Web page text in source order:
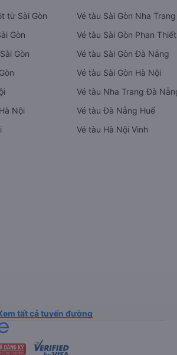
từ Sài Gòn
Gòn
Gòn
Nội
Vé tàu Sài Gòn Nha Trang
Vé tàu Sài Gòn Phan Thiết
Vé tàu Sài Gòn Đà Nẵng
Vé tàu Sài Gòn Hà Nội
Vé tàu Nha Trang Đà
Vé tàu Đà Nẵng Huế
Vé tàu Hà Nội Vinh
tất cả tuyến đường